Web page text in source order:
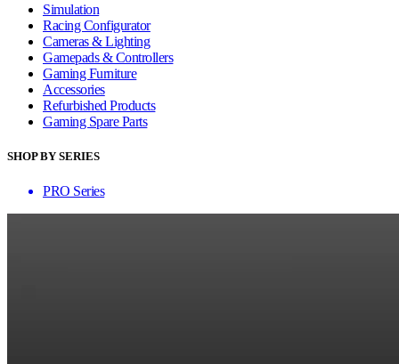
Simulation
Racing Configurator
Cameras & Lighting
Gamepads & Controllers
Gaming Furniture
Accessories
Refurbished Products
Gaming Spare Parts
SHOP BY SERIES
PRO Series